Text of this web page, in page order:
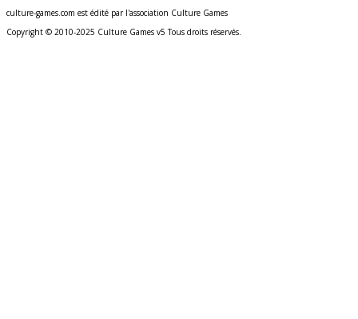
culture-games.com est édité par l'association Culture Games
Copyright © 2010-2025 Culture Games v5 Tous droits réservés.